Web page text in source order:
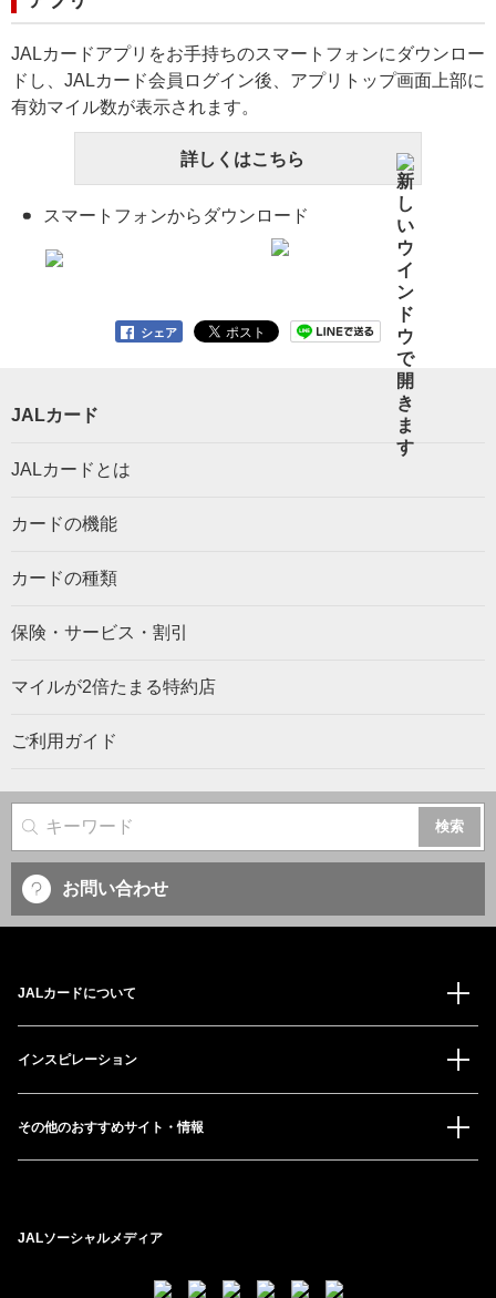
JALカードアプリをお手持ちのスマートフォンにダウンロー
ドし、JALカード会員ログイン後、アプリトップ画面上部に
有効マイル数が表示されます。
詳しくはこちら
スマートフォンからダウンロード
シェア
JALカード
JALカードとは
カードの機能
カードの種類
保険・サービス・割引
マイルが2倍たまる特約店
ご利用ガイド
サイト内検索
お問い合わせ
JALカードについて
インスピレーション
その他のおすすめサイト・情報
JALソーシャルメディア